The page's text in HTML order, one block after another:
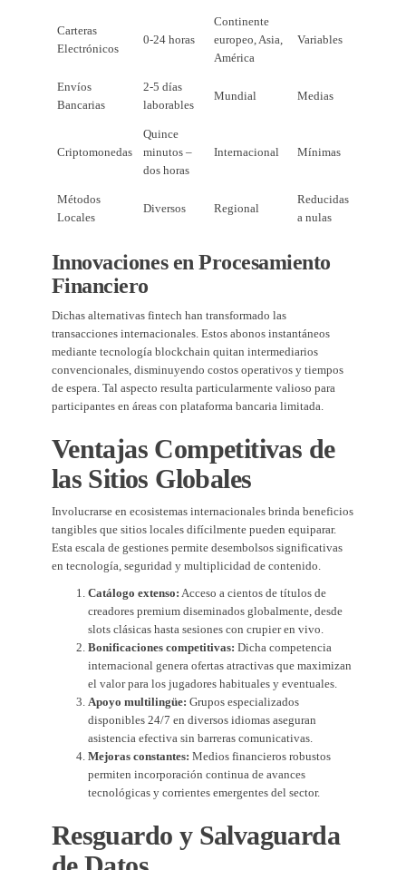
Carteras
Electrónicos
0-24 horas
Continente
europeo, Asia,
América
Variables
Envíos
Bancarias
2-5 días
laborables
Mundial Medias
Criptomonedas
Quince
minutos –
dos horas
Internacional Mínimas
Métodos
Locales
Diversos Regional
Reducidas
a nulas
Innovaciones en Procesamiento
Financiero
Dichas alternativas fintech han transformado las
transacciones internacionales. Estos abonos instantáneos
mediante tecnología blockchain quitan intermediarios
convencionales, disminuyendo costos operativos y tiempos
de espera. Tal aspecto resulta particularmente valioso para
participantes en áreas con plataforma bancaria limitada.
Ventajas Competitivas de
las Sitios Globales
Involucrarse en ecosistemas internacionales brinda beneficios
tangibles que sitios locales difícilmente pueden equiparar.
Esta escala de gestiones permite desembolsos significativas
en tecnología, seguridad y multiplicidad de contenido.
Catálogo extenso: Acceso a cientos de títulos de
creadores premium diseminados globalmente, desde
slots clásicas hasta sesiones con crupier en vivo.
Bonificaciones competitivas: Dicha competencia
internacional genera ofertas atractivas que maximizan
el valor para los jugadores habituales y eventuales.
Apoyo multilingüe: Grupos especializados
disponibles 24/7 en diversos idiomas aseguran
asistencia efectiva sin barreras comunicativas.
Mejoras constantes: Medios financieros robustos
permiten incorporación continua de avances
tecnológicas y corrientes emergentes del sector.
Resguardo y Salvaguarda